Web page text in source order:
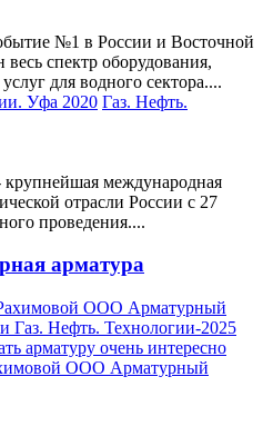
№1 в России и Восточной
весь спектр оборудования,
для водного сектора....
Газ. Нефть.
международная
отрасли России с 27
проведения....
арматура
ООО Арматурный